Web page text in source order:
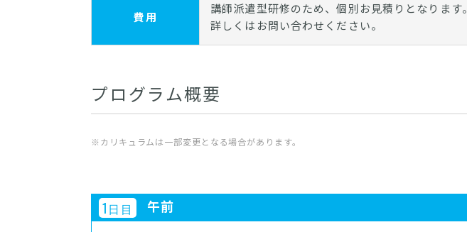
費用
講師派遣型研修のため、個別お見積りとなります。
詳しくはお問い合わせください。
プログラム概要
※カリキュラムは一部変更となる場合があります。
1 日目 午前